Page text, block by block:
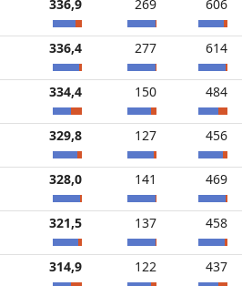
336,9 269 606
336,4 277 614
334,4 150 484
329,8 127 456
328,0 141 469
321,5 137 458
314,9 122 437